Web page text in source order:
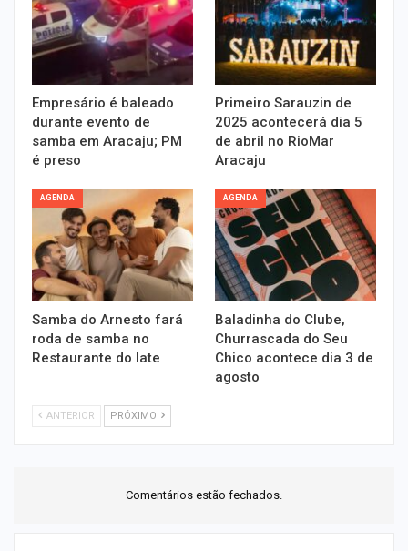
Empresário é baleado
durante evento de
samba em Aracaju; PM
é preso
Primeiro Sarauzin de
2025 acontecerá dia 5
de abril no RioMar
Aracaju
AGENDA
Samba do Arnesto fará
roda de samba no
Restaurante do Iate
AGENDA
Baladinha do Clube,
Churrascada do Seu
Chico acontece dia 3 de
agosto
ANTERIOR PRÓXIMO
Comentários estão fechados.